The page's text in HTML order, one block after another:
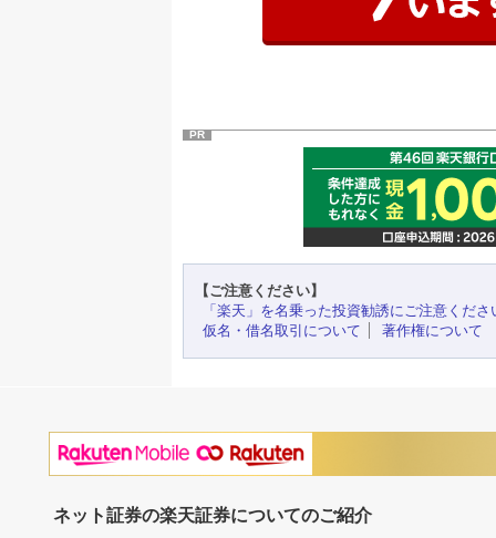
PR
【ご注意ください】
「楽天」を名乗った投資勧誘にご注意くださ
仮名・借名取引について
著作権について
ネット証券の楽天証券についてのご紹介